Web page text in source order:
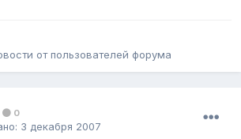
от пользователей форума
0
3 декабря 2007